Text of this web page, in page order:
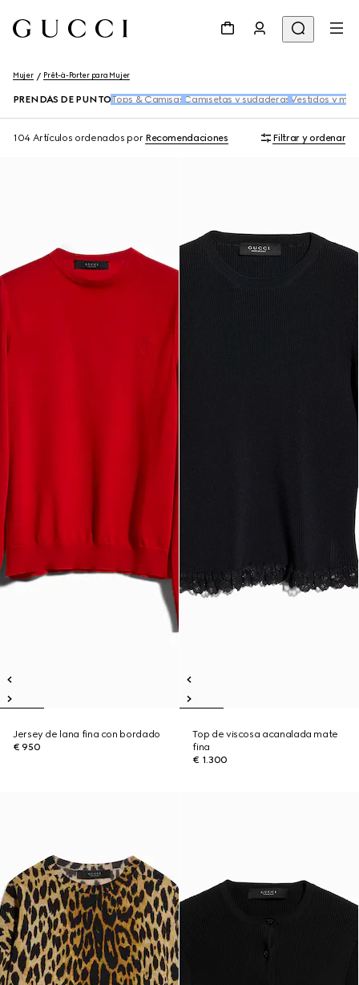
Mujer Prêt-à-Porter para Mujer
PRENDAS DE PUNTO Tops & Camisas Camisetas y sudaderas Vestidos y
104 Artículos ordenados por Recomendaciones Filtrar y ordenar
Jersey de lana fina con bordado
€ 950
Top de viscosa acanalada mate
fina
€ 1.300